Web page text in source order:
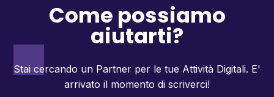
Come possiamo
aiutarti?
Stai cercando un Partner per le tue Attività Digitali. E'
arrivato il momento di scriverci!